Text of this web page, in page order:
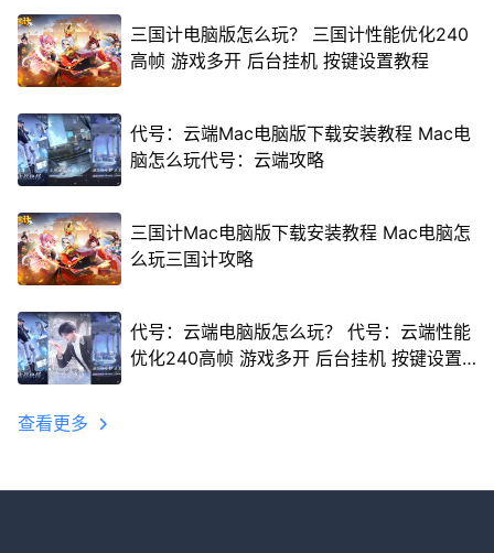
三国计电脑版怎么玩？ 三国计性能优化240
高帧 游戏多开 后台挂机 按键设置教程
代号：云端Mac电脑版下载安装教程 Mac电
脑怎么玩代号：云端攻略
三国计Mac电脑版下载安装教程 Mac电脑怎
么玩三国计攻略
代号：云端电脑版怎么玩？ 代号：云端性能
优化240高帧 游戏多开 后台挂机 按键设置
查看更多